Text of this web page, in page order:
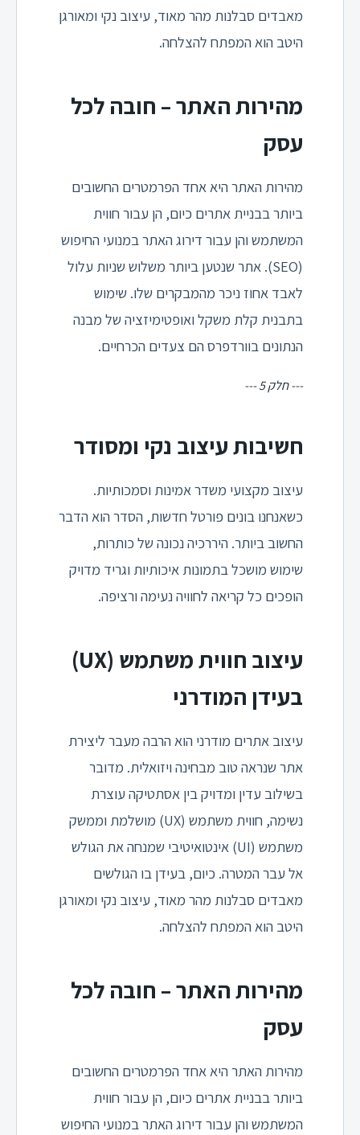
מאבדים סבלנות מהר מאוד, עיצוב נקי ומאורגן
היטב הוא המפתח להצלחה.
מהירות האתר – חובה לכל
עסק
מהירות האתר היא אחד הפרמטרים החשובים
ביותר בבניית אתרים כיום, הן עבור חווית
המשתמש והן עבור דירוג האתר במנועי החיפוש
(SEO). אתר שנטען ביותר משלוש שניות עלול
לאבד אחוז ניכר מהמבקרים שלו. שימוש
בתבנית קלת משקל ואופטימיזציה של מבנה
הנתונים בוורדפרס הם צעדים הכרחיים.
--- חלק 5 ---
חשיבות עיצוב נקי ומסודר
עיצוב מקצועי משדר אמינות וסמכותיות.
כשאנחנו בונים פורטל חדשות, הסדר הוא הדבר
החשוב ביותר. היררכיה נכונה של כותרות,
שימוש מושכל בתמונות איכותיות וגריד מדויק
הופכים כל קריאה לחוויה נעימה ורציפה.
עיצוב חווית משתמש (UX)
בעידן המודרני
עיצוב אתרים מודרני הוא הרבה מעבר ליצירת
אתר שנראה טוב מבחינה ויזואלית. מדובר
בשילוב עדין ומדויק בין אסתטיקה עוצרת
נשימה, חווית משתמש (UX) מושלמת וממשק
משתמש (UI) אינטואיטיבי שמנחה את הגולש
אל עבר המטרה. כיום, בעידן בו הגולשים
מאבדים סבלנות מהר מאוד, עיצוב נקי ומאורגן
היטב הוא המפתח להצלחה.
מהירות האתר – חובה לכל
עסק
מהירות האתר היא אחד הפרמטרים החשובים
ביותר בבניית אתרים כיום, הן עבור חווית
המשתמש והן עבור דירוג האתר במנועי החיפוש